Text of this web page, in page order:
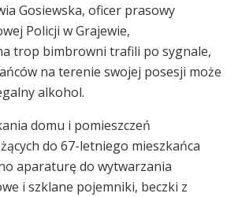
Gosiewska, oficer prasowy
Policji w Grajewie,
trop bimbrowni trafili po sygnale,
na terenie swojej posesji może
alkohol.
domu i pomieszczeń
do 67-letniego mieszkańca
aparaturę do wytwarzania
i szklane pojemniki, beczki z